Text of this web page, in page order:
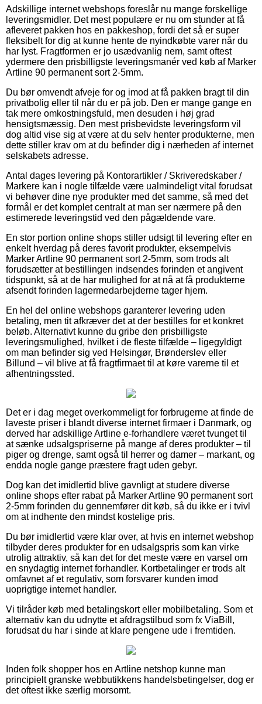
Adskillige internet webshops foreslår nu mange forskellige
leveringsmidler. Det mest populære er nu om stunder at få
afleveret pakken hos en pakkeshop, fordi det så er super
fleksibelt for dig at kunne hente de nyindkøbte varer når du
har lyst. Fragtformen er jo usædvanlig nem, samt oftest
ydermere den prisbilligste leveringsmanér ved køb af Marker
Artline 90 permanent sort 2-5mm.
Du bør omvendt afveje for og imod at få pakken bragt til din
privatbolig eller til når du er på job. Den er mange gange en
tak mere omkostningsfuld, men desuden i høj grad
hensigtsmæssig. Den mest prisbevidste leveringsform vil
dog altid vise sig at være at du selv henter produkterne, men
dette stiller krav om at du befinder dig i nærheden af internet
selskabets adresse.
Antal dages levering på Kontorartikler / Skriveredskaber /
Markere kan i nogle tilfælde være ualmindeligt vital forudsat
vi behøver dine nye produkter med det samme, så med det
formål er det komplet centralt at man ser nærmere på den
estimerede leveringstid ved den pågældende vare.
En stor portion online shops stiller udsigt til levering efter en
enkelt hverdag på deres favorit produkter, eksempelvis
Marker Artline 90 permanent sort 2-5mm, som trods alt
forudsætter at bestillingen indsendes forinden et angivent
tidspunkt, så at de har mulighed for at nå at få produkterne
afsendt forinden lagermedarbejderne tager hjem.
En hel del online webshops garanterer levering uden
betaling, men tit afkræver det at der bestilles for et konkret
beløb. Alternativt kunne du gribe den prisbilligste
leveringsmulighed, hvilket i de fleste tilfælde – ligegyldigt
om man befinder sig ved Helsingør, Brønderslev eller
Billund – vil blive at få fragtfirmaet til at køre varerne til et
afhentningssted.
Det er i dag meget overkommeligt for forbrugerne at finde de
laveste priser i blandt diverse internet firmaer i Danmark, og
derved har adskillige Artline e-forhandlere været tvunget til
at sænke udsalgspriserne på mange af deres produkter – til
piger og drenge, samt også til herrer og damer – markant, og
endda nogle gange præstere fragt uden gebyr.
Dog kan det imidlertid blive gavnligt at studere diverse
online shops efter rabat på Marker Artline 90 permanent sort
2-5mm forinden du gennemfører dit køb, så du ikke er i tvivl
om at indhente den mindst kostelige pris.
Du bør imidlertid være klar over, at hvis en internet webshop
tilbyder deres produkter for en udsalgspris som kan virke
utrolig attraktiv, så kan det for det meste være en varsel om
en snydagtig internet forhandler. Kortbetalinger er trods alt
omfavnet af et regulativ, som forsvarer kunden imod
uoprigtige internet handler.
Vi tilråder køb med betalingskort eller mobilbetaling. Som et
alternativ kan du udnytte et afdragstilbud som fx ViaBill,
forudsat du har i sinde at klare pengene ude i fremtiden.
Inden folk shopper hos en Artline netshop kunne man
principielt granske webbutikkens handelsbetingelser, dog er
det oftest ikke særlig morsomt.